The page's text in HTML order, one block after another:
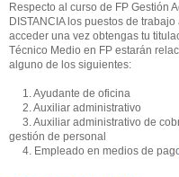
Respecto al curso de FP Gestión
DISTANCIA los puestos de
acceder una vez obtengas tu
Técnico Medio en FP estarán
alguno de los siguientes:
1. Ayudante de oficina
2. Auxiliar administrativo
3. Auxiliar administrativo de
gestión de personal
4. Empleado en medios de